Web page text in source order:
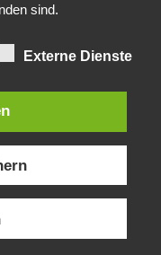
sind.
Externe Dienste